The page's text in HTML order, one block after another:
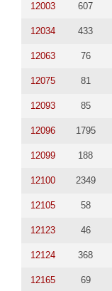
12003 607
12034 433
12063 76
12075 81
12093 85
12096 1795
12099 188
12100 2349
12105 58
12123 46
12124 368
12165 69